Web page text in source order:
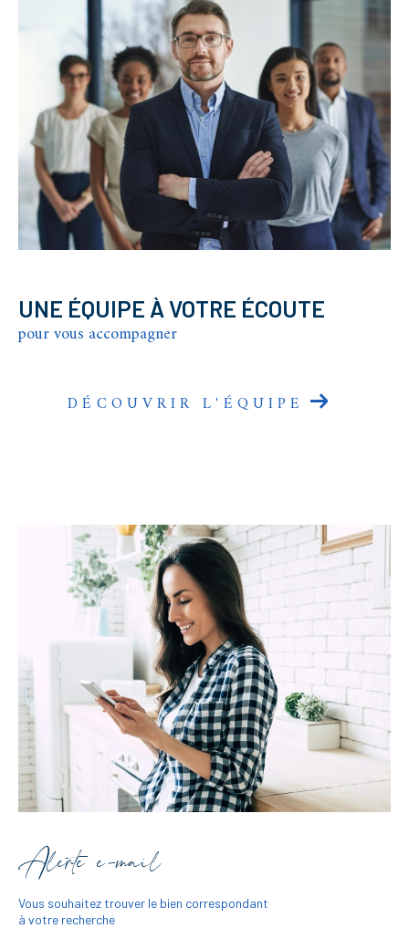
UNE ÉQUIPE À VOTRE ÉCOUTE
pour vous accompagner
DÉCOUVRIR L'ÉQUIPE
Alerte e-mail
Vous souhaitez trouver le bien correspondant
à votre recherche